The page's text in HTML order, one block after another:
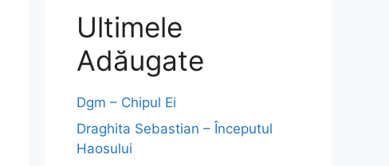
Ultimele
Adăugate
Dgm – Chipul Ei
Draghita Sebastian – Începutul
Haosului